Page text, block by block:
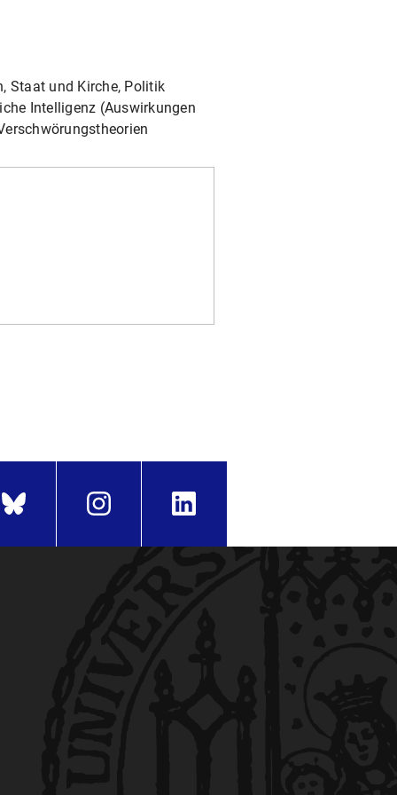
Staat und Kirche, Politik
Intelligenz (Auswirkungen